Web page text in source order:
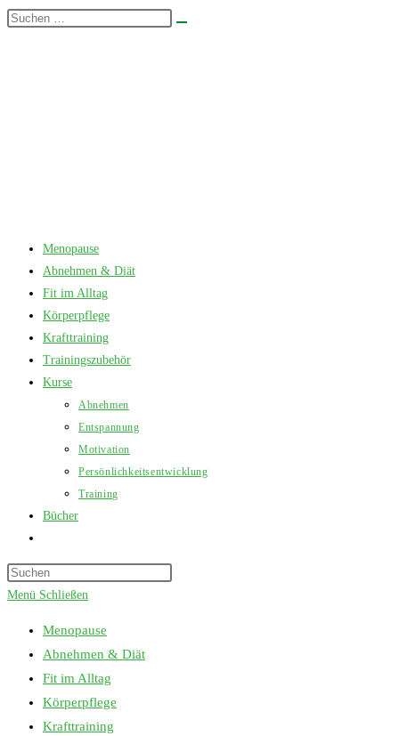
Zum
Diese
Menopause
Abnehmen & Diät
Fit im Alltag
Körperpflege
Krafttraining
Trainingszubehör
Kurse
Abnehmen
Entspannung
Motivation
Persönlichkeitsentwicklung
Training
Bücher
umschalten
Menü Schließen
Menopause
Abnehmen & Diät
Fit im Alltag
Körperpflege
Krafttraining